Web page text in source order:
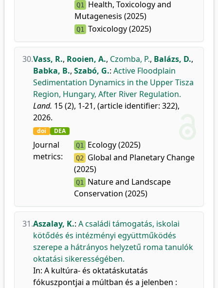
Q1 Health, Toxicology and
Mutagenesis (2025)
Q1 Toxicology (2025)
30.Vass, R., Rooien, A., Czomba, P., Balázs, D.,
Babka, B., Szabó, G.: Active Floodplain
Sedimentation Dynamics in the Upper Tisza
Region, Hungary, After River Regulation.
Land. 15 (2), 1-21, (article identifier: 322),
2026.
doi DEA
Journal
metrics:
Q1 Ecology (2025)
Q2
Global and Planetary Change
(2025)
Q1
Nature and Landscape
Conservation (2025)
31.Aszalay, K.: A családi támogatás, iskolai
kötődés és intézményi együttműködés
szerepe a hátrányos helyzetű roma tanulók
oktatási sikerességében.
In: A kultúra- és oktatáskutatás
fókuszpontjai a múltban és a jelenben :